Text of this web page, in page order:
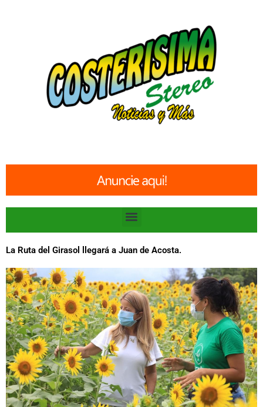
Menu
La Ruta del Girasol llegará a Juan de Acosta.